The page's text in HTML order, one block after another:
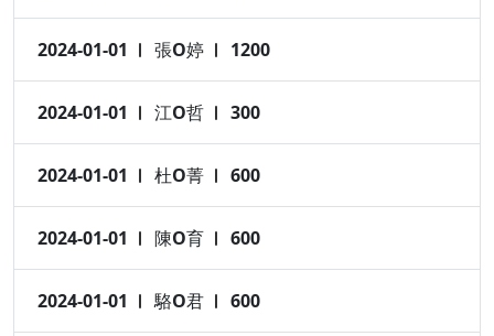
2024-01-01 張O婷 1200
2024-01-01 江O哲 300
2024-01-01 杜O菁 600
2024-01-01 陳O育 600
2024-01-01 駱O君 600